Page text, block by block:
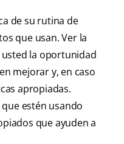
de su rutina de
que usan. Ver la
usted la oportunidad
mejorar y, en caso
apropiadas.
estén usando
que ayuden a